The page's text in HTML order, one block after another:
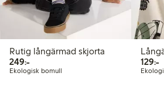
Rutig långärmad skjorta
249:-249,00 kr
Ekologisk bomull
129:-